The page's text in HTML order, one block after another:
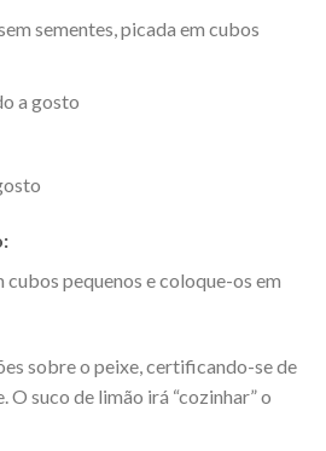
sementes, picada em cubos
a gosto
pequenos e coloque-os em
sobre o peixe, certificando-se de
suco de limão irá “cozinhar” o